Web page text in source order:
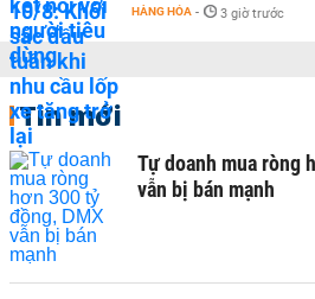
HÀNG HÓA - 3 giờ trước
Tin mới
Tự doanh mua ròng
vẫn bị bán mạnh